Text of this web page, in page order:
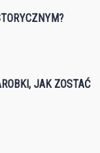
JAK ZOSTAĆ